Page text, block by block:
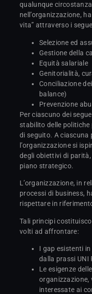
qualunque
nell’organizzazione,
vita” attraverso i
Selezione ed
Gestione della
Equità salariale
Genitorialità,
Conciliazione
balance)
Prevenzione
Per ciascuno dei
stabilito delle
di seguito. A ciascuna
l’organizzazione si
degli obiettivi di
piano strategico.
L’organizzazione, in
processi di business,
rispettare in
Tali principi
volti ad affrontare:
I gap esistenti
dalla prassi UNI
Le esigenze
organizzazione,
interessate ai